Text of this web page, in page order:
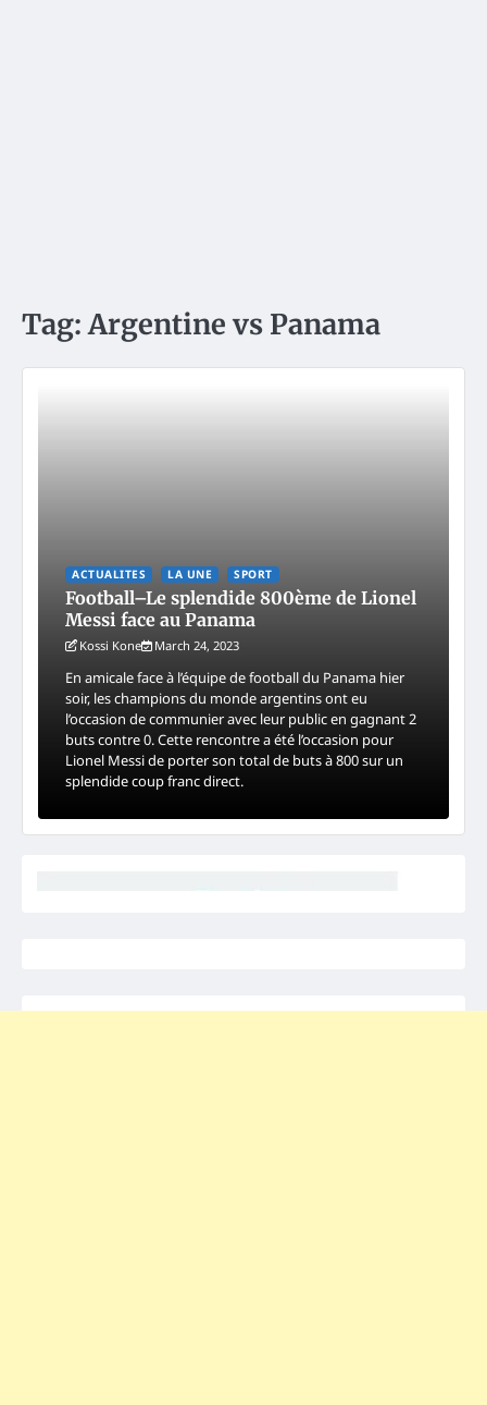
Tag:Argentine vs Panama
ACTUALITES LA UNE SPORT
Football–Le splendide 800ème de Lionel
Messi face au Panama
Kossi Kone March 24, 2023
En amicale face à l’équipe de football du Panama hier
soir, les champions du monde argentins ont eu
l’occasion de communier avec leur public en gagnant 2
buts contre 0. Cette rencontre a été l’occasion pour
Lionel Messi de porter son total de buts à 800 sur un
splendide coup franc direct.